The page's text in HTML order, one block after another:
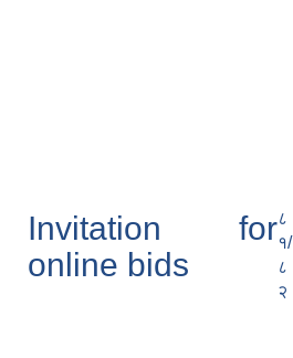
Invitation for
online bids
८
१/
८
२